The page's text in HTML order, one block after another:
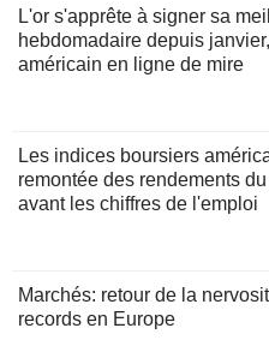
L'or s'apprête à signer sa
hebdomadaire depuis
américain en ligne de mire
Les indices boursiers
remontée des rendements
avant les chiffres de l'emploi
Marchés: retour de la
records en Europe